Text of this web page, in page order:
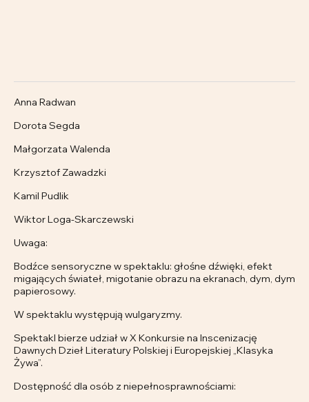
Anna Radwan
Dorota Segda
Małgorzata Walenda
Krzysztof Zawadzki
Kamil Pudlik
Wiktor Loga-Skarczewski
Uwaga:
Bodźce sensoryczne w spektaklu: głośne dźwięki, efekt
migających świateł, migotanie obrazu na ekranach, dym, dym
papierosowy.
W spektaklu występują wulgaryzmy.
Spektakl bierze udział w X Konkursie na Inscenizację
Dawnych Dzieł Literatury Polskiej i Europejskiej „Klasyka
Żywa”.
Dostępność dla osób z niepełnosprawnościami: